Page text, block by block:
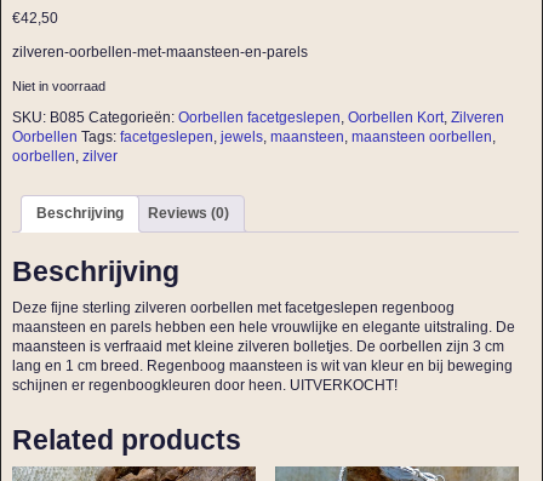
€42,50
zilveren-oorbellen-met-maansteen-en-parels
Niet in voorraad
SKU: B085 Categorieën: Oorbellen facetgeslepen Oorbellen Kort, Zilveren
Oorbellen Tags: facetgeslepen jewels, maansteen maansteen oorbellen
oorbellen zilver
Beschrijving Reviews (0)
Beschrijving
Deze fijne sterling zilveren oorbellen met facetgeslepen regenboog
maansteen en parels hebben een hele vrouwlijke en elegante uitstraling. De
maansteen is verfraaid met kleine zilveren bolletjes. De oorbellen zijn 3 cm
lang en 1 cm breed. Regenboog maansteen is wit van kleur en bij beweging
schijnen er regenboogkleuren door heen. UITVERKOCHT!
Related products